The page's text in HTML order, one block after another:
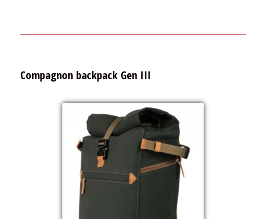
Compagnon backpack Gen III